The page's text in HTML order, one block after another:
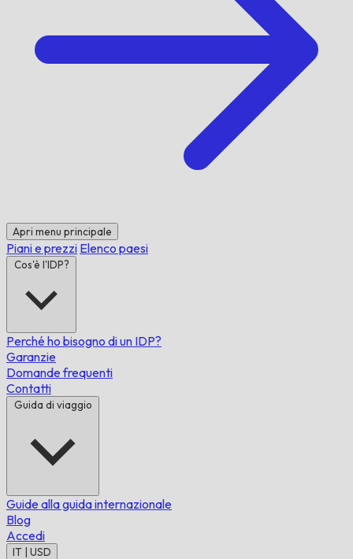
Apri menu principale
Piani e prezzi Elenco paesi
Cos'è l'IDP?
Perché ho bisogno di un IDP?
Garanzie
Domande frequenti
Contatti
Guida di viaggio
Guide alla guida internazionale
Blog
Accedi
IT | USD